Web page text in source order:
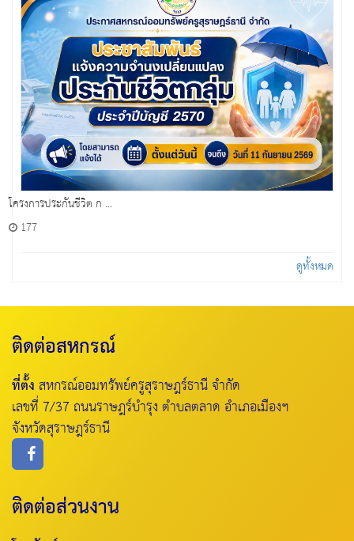
โครงการประกันชีวิต ก ...
177
ดูทั้งหมด
ติดต่อสหกรณ์
ที่ตั้งสหกรณ์ออมทรัพย์ครูสุราษฎร์ธานี จำกัด
เลขที่ 7/37 ถนนราษฎร์บำรุง ตำบลตลาด อำเภอเมืองฯ
จังหวัดสุราษฎร์ธานี
ติดต่อส่วนงาน